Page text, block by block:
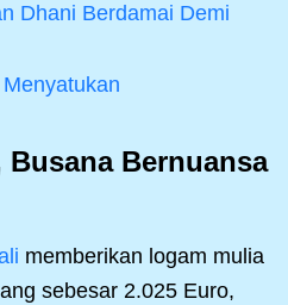
Dhani Berdamai Demi
Busana Bernuansa
memberikan logam mulia
sebesar 2.025 Euro,